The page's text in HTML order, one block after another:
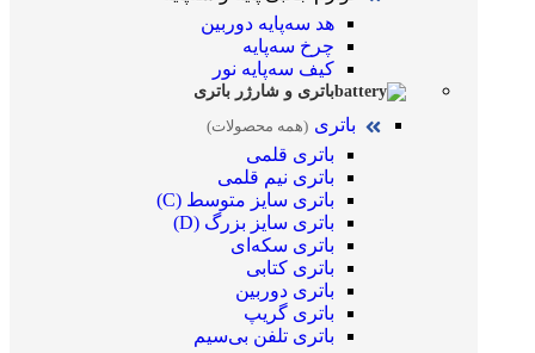
هد سه‌پایه دوربین
چرخ سه‌پایه
کیف سه‌پایه نور
باتری و شارژر باتری
باتری (همه محصولات)
باتری قلمی
باتری نیم قلمی
باتری سایز متوسط (C)
باتری سایز بزرگ (D)
باتری سکه‌ای
باتری کتابی
باتری دوربین
باتری گریپ
باتری تلفن بی‌سیم